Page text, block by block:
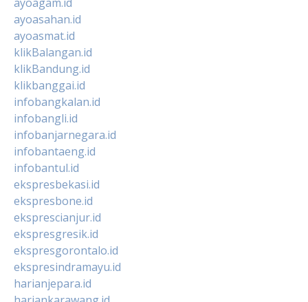
ayoasahan.id
ayoasmat.id
klikBalangan.id
klikBandung.id
klikbanggai.id
infobangkalan.id
infobangli.id
infobanjarnegara.id
infobantaeng.id
infobantul.id
ekspresbekasi.id
ekspresbone.id
eksprescianjur.id
ekspresgresik.id
ekspresgorontalo.id
ekspresindramayu.id
harianjepara.id